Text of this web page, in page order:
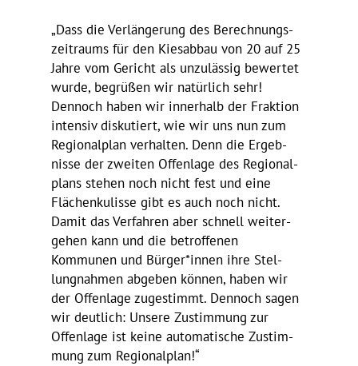
„Dass die Verlän­ge­rung des Berech­nungs­
zeit­raums für den Kies­abbau von 20 auf 25
Jahre vom Gericht als unzu­lässig bewertet
wurde, begrüßen wir natür­lich sehr!
Dennoch haben wir inner­halb der Frak­tion
intensiv disku­tiert, wie wir uns nun zum
Regio­nal­plan verhalten. Denn die Ergeb­
nisse der zweiten Offen­lage des Regio­nal­
plans stehen noch nicht fest und eine
Flächen­ku­lisse gibt es auch noch nicht.
Damit das Verfahren aber schnell weiter­
gehen kann und die betrof­fenen
Kommunen und Bürger*innen ihre Stel­
lung­nahmen abgeben können, haben wir
der Offen­lage zuge­stimmt. Dennoch sagen
wir deut­lich: Unsere Zustim­mung zur
Offen­lage ist keine auto­ma­ti­sche Zustim­
mung zum Regionalplan!“